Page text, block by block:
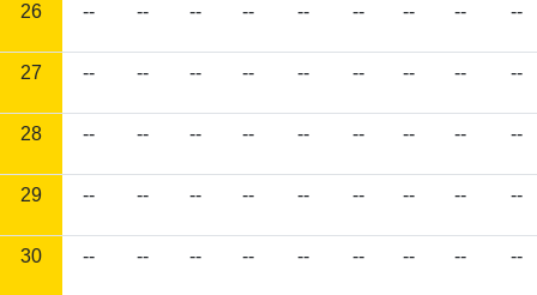
26 -- -- -- -- -- -- -- -- --
27 -- -- -- -- -- -- -- -- --
28 -- -- -- -- -- -- -- -- --
29 -- -- -- -- -- -- -- -- --
30 -- -- -- -- -- -- -- -- --